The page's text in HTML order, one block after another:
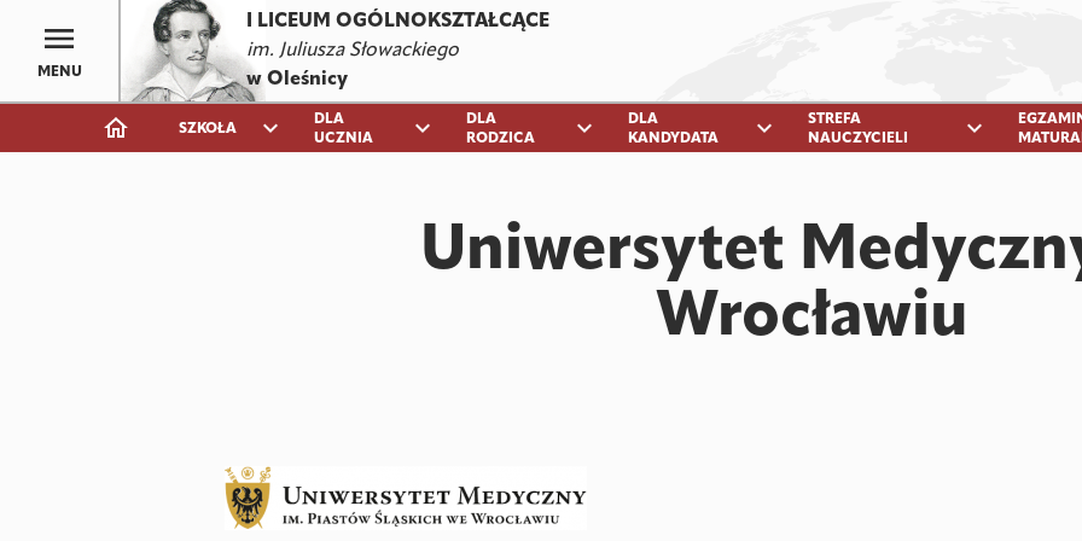
MENU
I LICEUM OGÓLNOKSZTAŁCĄCE
im. Juliusza Słowackiego
w Oleśnicy
SZKOŁA expand_more
DLA
UCZNIA
expand_more
DLA
RODZICA
expand_more
DLA
KANDYDATA
expand_more
STREFA
NAUCZYCIELI
expand_more
Uniwersytet
Wrocławiu